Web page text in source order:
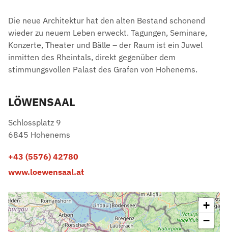
Die neue Architektur hat den alten Bestand schonend
wieder zu neuem Leben erweckt. Tagungen, Seminare,
Konzerte, Theater und Bälle – der Raum ist ein Juwel
inmitten des Rheintals, direkt gegenüber dem
stimmungsvollen Palast des Grafen von Hohenems.
LÖWENSAAL
Schlossplatz 9
6845 Hohenems
+43 (5576) 42780
www.loewensaal.at
+
−